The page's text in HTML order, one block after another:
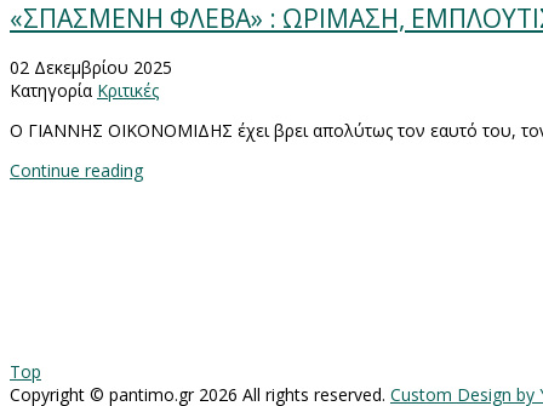
«ΣΠΑΣΜΕΝΗ ΦΛΕΒΑ» : ΩΡΙΜΑΣΗ,
02 Δεκεμβρίου 2025
Κατηγορία Κριτικές
Ο ΓΙΑΝΝΗΣ ΟΙΚΟΝΟΜΙΔΗΣ έχει βρει απολύτως τον εαυτό του, τον
Continue reading
Top
Copyright © pantimo.gr2026 All rights reserved. Custom Design by